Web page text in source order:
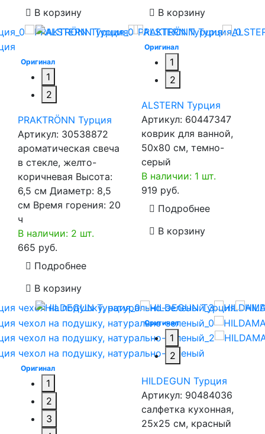
В корзину
В корзину
Оригинал
1
2
PRAKTRÖNN Турция
Артикул: 30538872
ароматическая свеча
в стекле, желто-
коричневая Высота:
6,5 см Диаметр: 8,5
см Время горения: 20
ч
В наличии: 2 шт.
665 руб.
Подробнее
В корзину
Оригинал
1
2
ALSTERN Турция
Артикул: 60447347
коврик для ванной,
50x80 см, темно-
серый
В наличии: 1 шт.
919 руб.
Подробнее
В корзину
Оригинал
1
2
3
Оригинал
1
2
HILDEGUN Турция
Артикул: 90484036
салфетка кухонная,
25x25 см, красный